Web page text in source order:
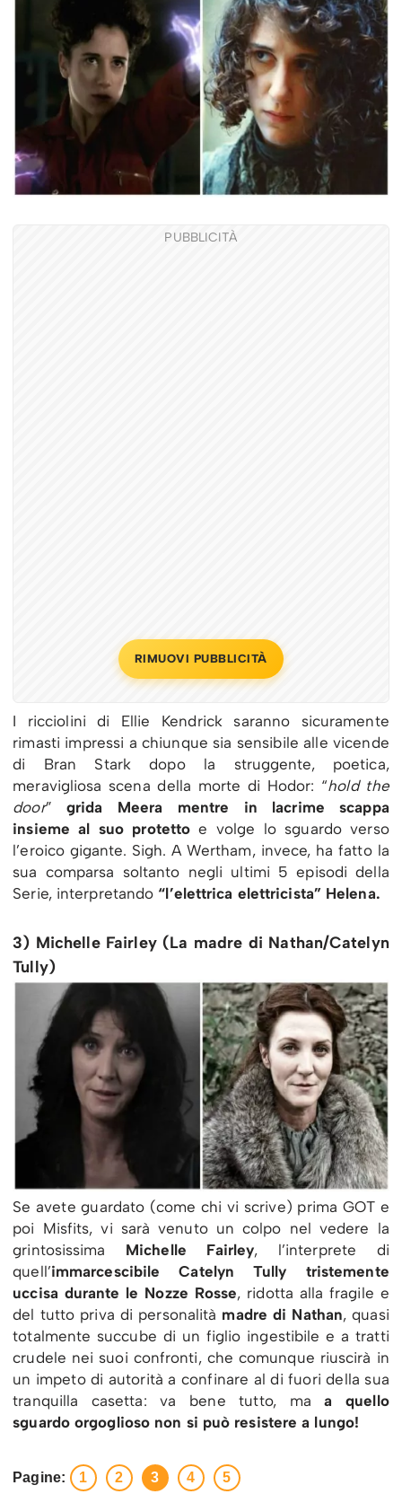
PUBBLICITÀ
RIMUOVI PUBBLICITÀ
I ricciolini di Ellie Kendrick saranno sicuramente
rimasti impressi a chiunque sia sensibile alle vicende
di Bran Stark dopo la struggente, poetica,
meravigliosa scena della morte di Hodor: “hold the
door”grida Meera mentre in lacrime scappa
insieme al suo protetto e volge lo sguardo verso
l’eroico gigante. Sigh. A Wertham, invece, ha fatto la
sua comparsa soltanto negli ultimi 5 episodi della
Serie, interpretando “l’elettrica elettricista” Helena.
3) Michelle Fairley (La madre di Nathan/Catelyn
Tully)
Se avete guardato (come chi vi scrive) prima GOT e
poi Misfits, vi sarà venuto un colpo nel vedere la
grintosissima Michelle Fairley, l’interprete di
quell’immarcescibile Catelyn Tully tristemente
uccisa durante le Nozze Rosse, ridotta alla fragile e
del tutto priva di personalità madre di Nathan, quasi
totalmente succube di un figlio ingestibile e a tratti
crudele nei suoi confronti, che comunque riuscirà in
un impeto di autorità a confinare al di fuori della sua
tranquilla casetta: va bene tutto, maa quello
sguardo orgoglioso non si può resistere a lungo!
Pagine: 1 2 3 4 5